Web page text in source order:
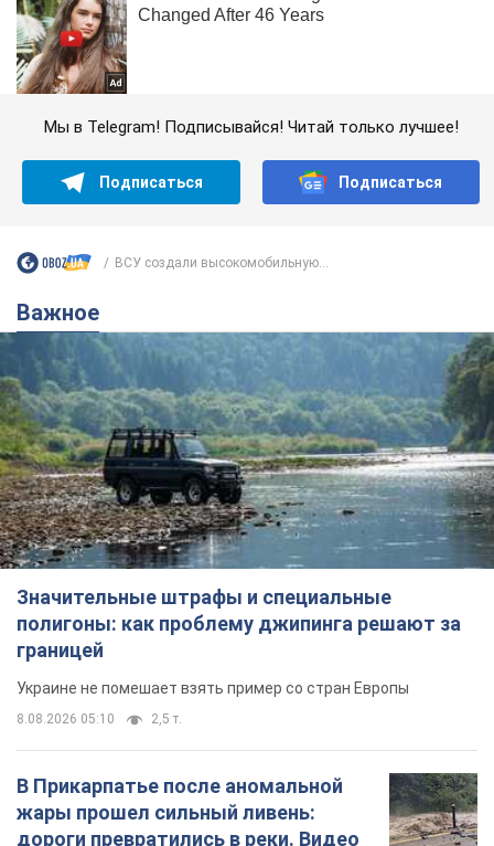
Мы в Telegram! Подписывайся! Читай только лучшее!
Подписаться Подписаться
ВСУ создали высокомобильную...
Важное
Значительные штрафы и специальные
полигоны: как проблему джипинга решают за
границей
Украине не помешает взять пример со стран Европы
8.08.2026 05:10 2,5 т.
В Прикарпатье после аномальной
жары прошел сильный ливень:
дороги превратились в реки. Видео